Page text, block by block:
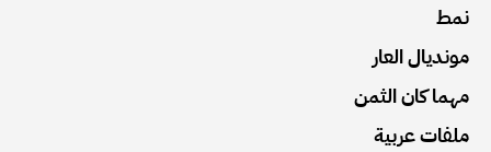
نمط
مونديال العار
مهما كان الثمن
ملفات عربية